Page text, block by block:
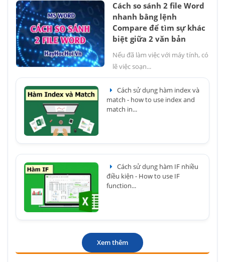
Cách so sánh 2 file Word
nhanh bằng lệnh
Compare để tìm sự khác
biệt giữa 2 văn bản
Nếu đã làm việc với máy tính, có
lẽ việc soạn...
Cách sử dụng hàm index và
match - how to use index and
match in...
Cách sử dụng hàm IF nhiều
điều kiện - How to use IF
function...
Xem thêm